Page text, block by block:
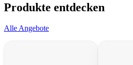
Produkte entdecken
Alle Angebote